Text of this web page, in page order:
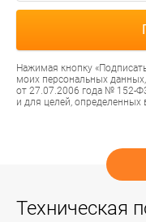
Нажимая кнопку
моих персональных
от 27.07.2006 года № 152-
и для целей, определенных
Техническая